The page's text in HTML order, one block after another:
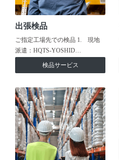
出張検品
ご指定工場先での検品 1. 現地
派遣：HQTS-YOSHID…
検品サービス